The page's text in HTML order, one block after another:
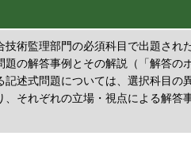
技術監理部門の必須科目で出題され
題の解答事例とその解説（「解答の
記述式問題については、選択科目の
、それぞれの立場・視点による解答